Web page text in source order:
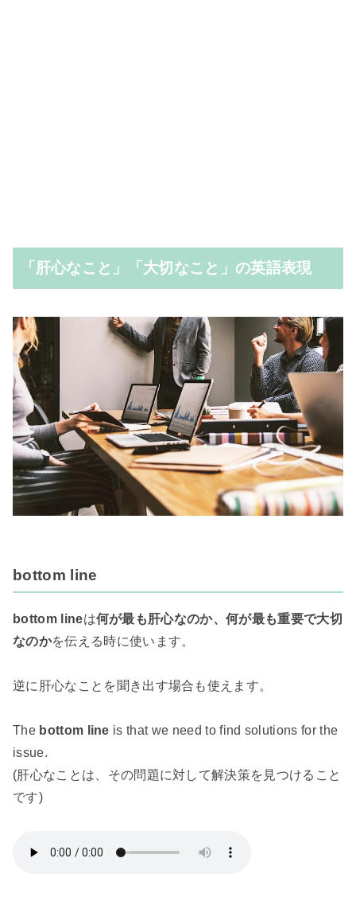
「肝心なこと」「大切なこと」の英語表現
bottom line
bottom lineは何が最も肝心なのか、何が最も重要で大切
なのかを伝える時に使います。
逆に肝心なことを聞き出す場合も使えます。
The bottom line is that we need to find solutions for the
issue.
(肝心なことは、その問題に対して解決策を見つけること
です)